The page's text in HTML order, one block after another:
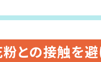
粉との接触を